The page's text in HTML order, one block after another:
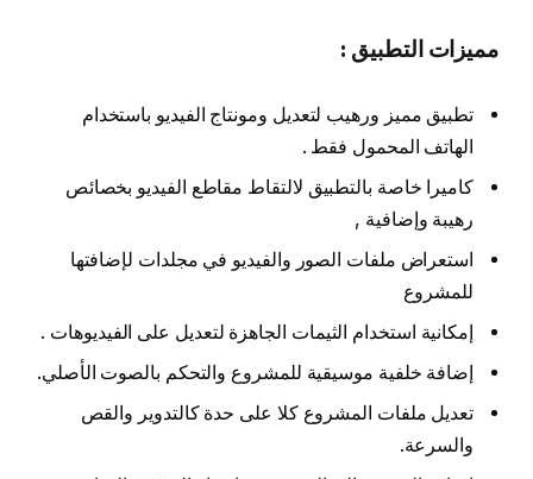
مميزات التطبيق :
تطبيق مميز ورهيب لتعديل ومونتاج الفيديو باستخدام
الهاتف المحمول فقط .
كاميرا خاصة بالتطبيق لالتقاط مقاطع الفيديو بخصائص
رهيبة وإضافية ,
استعراض ملفات الصور والفيديو في مجلدات لإضافتها
للمشروع
إمكانية استخدام الثيمات الجاهزة لتعديل على الفيديوهات .
إضافة خلفية موسيقية للمشروع والتحكم بالصوت الأصلي.
تعديل ملفات المشروع كلا على حدة كالتدوير والقص
والسرعة.